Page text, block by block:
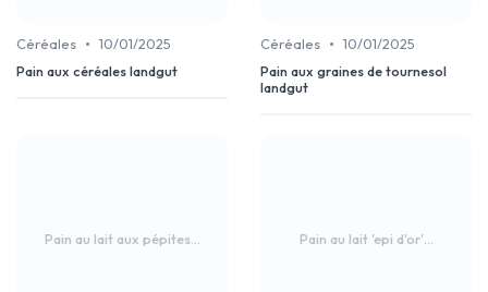
Céréales • 10/01/2025
Pain aux céréales landgut
Céréales • 10/01/2025
Pain aux graines de tournesol
landgut
Pain au lait aux pépites... Pain au lait 'epi d'or'...